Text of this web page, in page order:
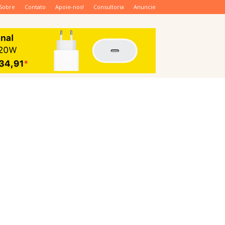
Sobre Contato Apoie-nos! Consultoria Anuncie